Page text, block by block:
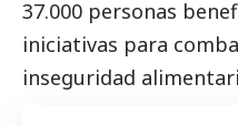
37.000 personas
iniciativas para
inseguridad